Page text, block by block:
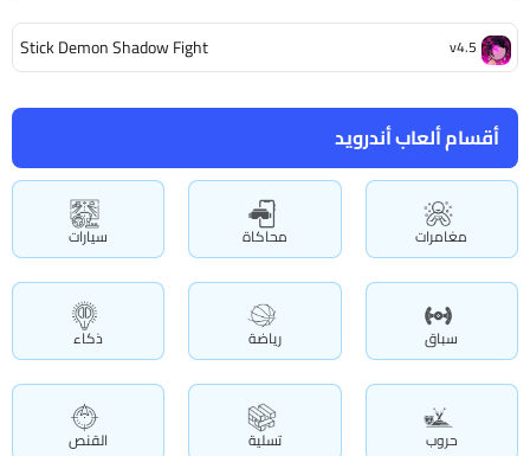
أقسام ألعاب أندرويد
مغامرات محاكاة سيارات
سباق رياضة ذكاء
حروب تسلية القنص
Stick Demon Shadow Fight v4.5